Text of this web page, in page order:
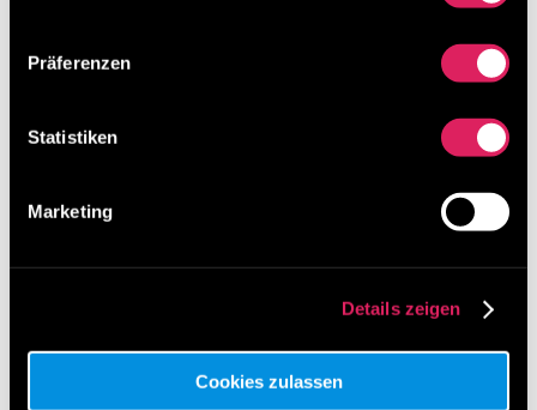
Präferenzen
Statistiken
Marketing
Details zeigen
Cookies zulassen
Kategorien
Archiv